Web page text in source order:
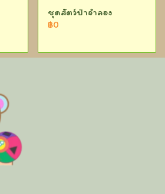
ชุดสัตว์ป่าจำลอง
฿0